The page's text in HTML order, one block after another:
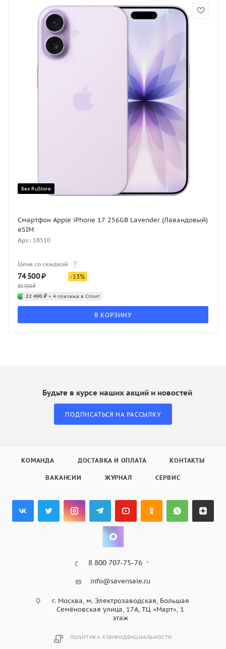
Без RuStore
Смартфон Apple iPhone 17 256GB Lavender (Лавандовый)
eSIM
Арт.: 18510
Цена со скидкой ?
74 500₽
85 700₽
-13%
22 490 ₽ × 4 платежа в Сплит
В КОРЗИНУ
Будьте в курсе наших акций и новостей
ПОДПИСАТЬСЯ НА РАССЫЛКУ
КОМАНДА ДОСТАВКА И ОПЛАТА КОНТАКТЫ
ВАКАНСИИ ЖУРНАЛ СЕРВИС
8 800 707-75-76
info@savensale.ru
г. Москва, м. Электрозаводская, Большая
Семёновская улица, 17А, ТЦ «Март», 1
этаж
ПОЛИТИКА КОНФИДЕНЦИАЛЬНОСТИ